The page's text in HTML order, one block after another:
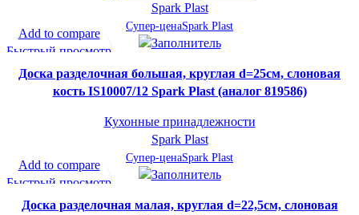
Spark Plast
Супер-ценаSpark Plast
Add to compare
Быстрый просмотр
В желаемое
Доска разделочная большая, круглая d=25см, слоновая
кость IS10007/12 Spark Plast (аналог 819586)
Кухонные принадлежности
Spark Plast
Супер-ценаSpark Plast
Add to compare
Быстрый просмотр
В желаемое
Доска разделочная малая, круглая d=22,5см, слоновая